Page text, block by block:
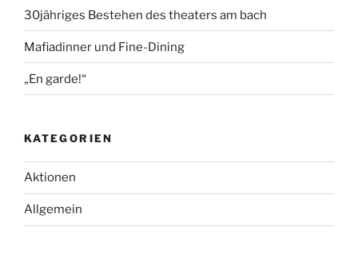
30jähriges Bestehen des theaters am bach
Mafiadinner und Fine-Dining
„En garde!“
KATEGORIEN
Aktionen
Allgemein